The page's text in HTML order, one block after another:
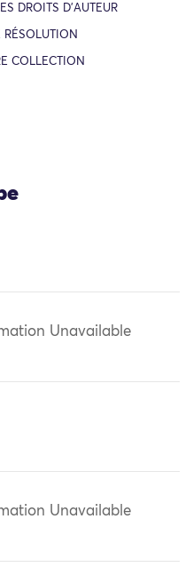
DROITS D’AUTEUR
RÉSOLUTION
COLLECTION
Unavailable
Unavailable